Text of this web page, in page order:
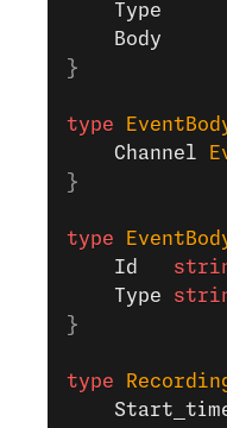
	Type
	Body
}
type
	Channel
}
type
	Id
	Type
}
type